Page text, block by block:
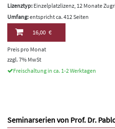
Lizenztyp: Einzelplatzlizenz, 12 Monate
Umfang:entspricht ca. 412 Seiten
16,00 €
Preis pro Monat
zzgl. 7% MwSt
Freischaltung in ca. 1-2 Werktagen
Seminarserien von Prof. Dr.